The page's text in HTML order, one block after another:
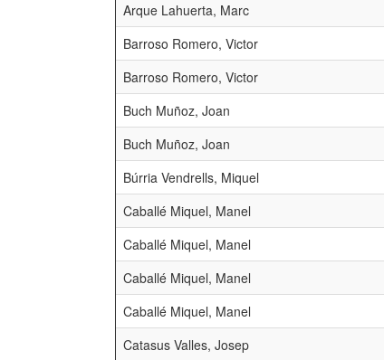
Arque Lahuerta, Marc
Barroso Romero, Victor
Barroso Romero, Victor
Buch Muñoz, Joan
Buch Muñoz, Joan
Búrria Vendrells, Miquel
Caballé Miquel, Manel
Caballé Miquel, Manel
Caballé Miquel, Manel
Caballé Miquel, Manel
Catasus Valles, Josep